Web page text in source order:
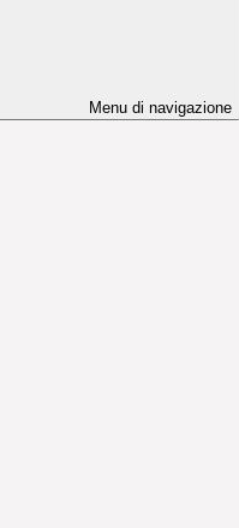
Menu di navigazione